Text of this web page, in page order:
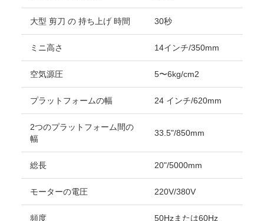
大型 剪刀 の 持ち上げ 時間 30秒
ミニ高さ 14インチ/350mm
空気源圧 5〜6kg/cm2
プラットフォームの幅 24 インチ/620mm
2つのプラットフォーム間の
幅
33.5"/850mm
総長 20"/5000mm
モーターの電圧 220V/380V
頻度 50Hzまたは60Hz